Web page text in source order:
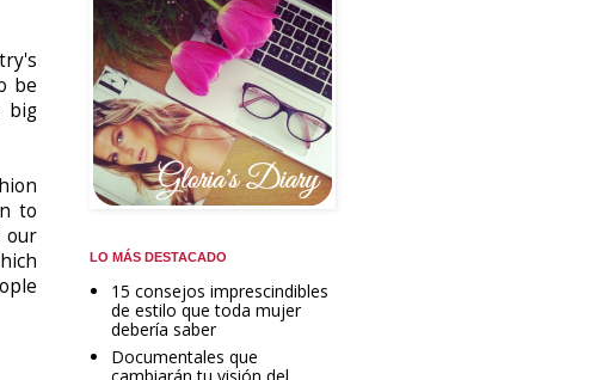
be
big
to
our
LO MÁS DESTACADO
15 consejos imprescindibles
de estilo que toda mujer
debería saber
Documentales que